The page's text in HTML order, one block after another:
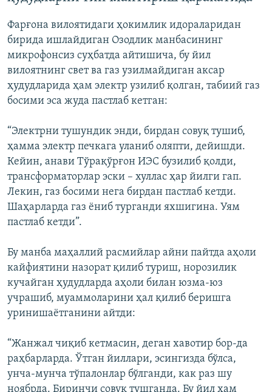
Фарғона вилоятидаги ҳокимлик идораларидан
бирида ишлайдиган Озодлик манбасининг
микрофонсиз суҳбатда айтишича, бу йил
вилоятнинг свет ва газ узилмайдиган аксар
ҳудудларида ҳам электр узилиб қолган, табиий газ
босими эса жуда пастлаб кетган:
“Электрни тушундик энди, бирдан совуқ тушиб,
ҳамма электр печкага уланиб оляпти, дейишди.
Кейин, анави Тўрақўрғон ИЭС бузилиб қолди,
трансформаторлар эски – хуллас ҳар йилги гап.
Лекин, газ босими нега бирдан пастлаб кетди.
Шаҳарларда газ ёниб турганди яхшигина. Уям
пастлаб кетди”.
Бу манба маҳаллий расмийлар айни пайтда аҳоли
кайфиятини назорат қилиб туриш, норозилик
кучайган ҳудудларда аҳоли билан юзма-юз
учрашиб, муаммоларини ҳал қилиб беришга
уринишаётганини айтди:
“Жанжал чиқиб кетмасин, деган хавотир бор-да
раҳбарларда. Ўтган йиллари, эсингизда бўлса,
унча-мунча тўпалонлар бўлганди, как раз шу
ноябрда. Биринчи совуқ тушганда. Бу йил ҳам